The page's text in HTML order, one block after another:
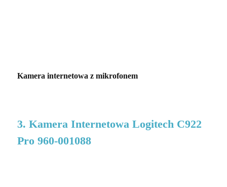
Kamera internetowa z mikrofonem
3. Kamera Internetowa Logitech C922
Pro 960-001088